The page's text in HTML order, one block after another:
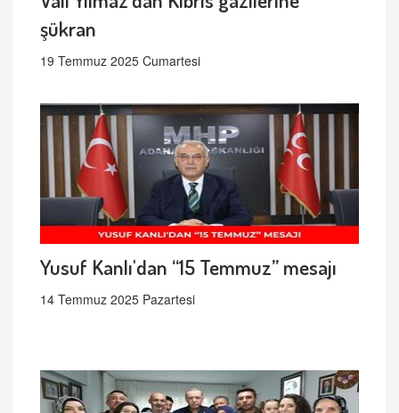
şükran
19 Temmuz 2025 Cumartesi
Yusuf Kanlı'dan “15 Temmuz” mesajı
14 Temmuz 2025 Pazartesi